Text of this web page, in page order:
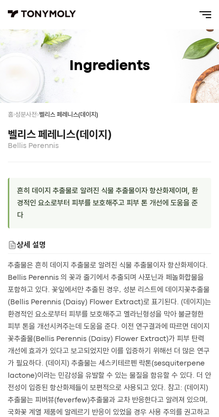
Ingredients
홈 성분사전 벨리스 페레니스(데이지)
벨리스 페레니스(데이지)
Bellis Perennis
흔히 데이지 추출물로 알려진 식물 추출물이자 항산화제이며, 환
경적인 요소로부터 피부를 보호해주고 피부 톤 개선에 도움을 준
다
상세 설명
추출물은 흔히 데이지 추출물로 알려진 식물 추출물이자 항산화제이다.
Bellis Perennis 의 꽃과 줄기에서 추출되며 사포닌과 페놀화합물을
포함하고 있다. 꽃잎에서만 추출된 경우, 성분 리스트에 데이지꽃추출물
(Bellis Perennis (Daisy) Flower Extract)로 표기된다. (데이지)는
환경적인 요소로부터 피부를 보호해주고 멜라닌형성을 막아 불균형한
피부 톤을 개선시켜주는데 도움을 준다. 이전 연구결과에 따르면 데이지
꽃추출물(Bellis Perennis (Daisy) Flower Extract)가 피부 탄력
개선에 효과가 있다고 보고되었지만 이를 입증하기 위해선 더 많은 연구
가 필요하다. (데이지) 추출물는 세스키테르펜 락톤(sesquiterpene
lactone)이라는 민감성을 유발할 수 있는 물질을 함유할 수 있다. 더 안
전성이 입증된 항산화제들이 보편적으로 사용되고 있다. 참고: (데이지)
추출물는 피버뷰(feverfew)추출물과 교차 반응한다고 알려져 있으며,
국화꽃 계열 제품에 알레르기 반응이 있었을 경우 사용 주의를 권고하고